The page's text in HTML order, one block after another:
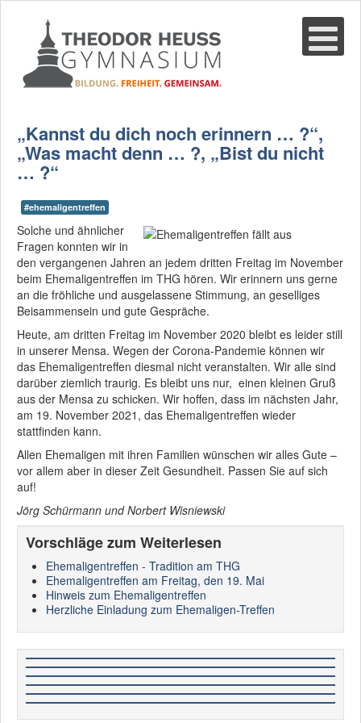
„Kannst du dich noch erinnern … ?“,
„Was macht denn … ?, „Bist du nicht
… ?“
#ehemaligentreffen
Solche und ähnlicher
Fragen konnten wir in
den vergangenen Jahren an jedem dritten Freitag im November
beim Ehemaligentreffen im THG hören. Wir erinnern uns gerne
an die fröhliche und ausgelassene Stimmung, an geselliges
Beisammensein und gute Gespräche.
Heute, am dritten Freitag im November 2020 bleibt es leider still
in unserer Mensa. Wegen der Corona-Pandemie können wir
das Ehemaligentreffen diesmal nicht veranstalten. Wir alle sind
darüber ziemlich traurig. Es bleibt uns nur, einen kleinen Gruß
aus der Mensa zu schicken. Wir hoffen, dass im nächsten Jahr,
am 19. November 2021, das Ehemaligentreffen wieder
stattfinden kann.
Allen Ehemaligen mit ihren Familien wünschen wir alles Gute –
vor allem aber in dieser Zeit Gesundheit. Passen Sie auf sich
auf!
Jörg Schürmann und Norbert Wisniewski
Vorschläge zum Weiterlesen
Ehemaligentreffen - Tradition am THG
Ehemaligentreffen am Freitag, den 19. Mai
Hinweis zum Ehemaligentreffen
Herzliche Einladung zum Ehemaligen-Treffen